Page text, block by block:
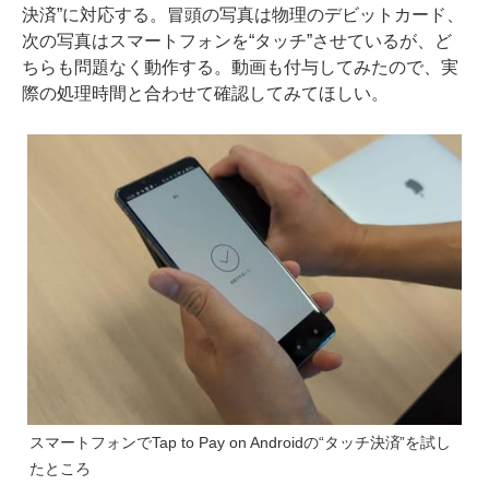
決済”に対応する。冒頭の写真は物理のデビットカード、
次の写真はスマートフォンを“タッチ”させているが、ど
ちらも問題なく動作する。動画も付与してみたので、実
際の処理時間と合わせて確認してみてほしい。
スマートフォンでTap to Pay on Androidの“タッチ決済”を試し
たところ